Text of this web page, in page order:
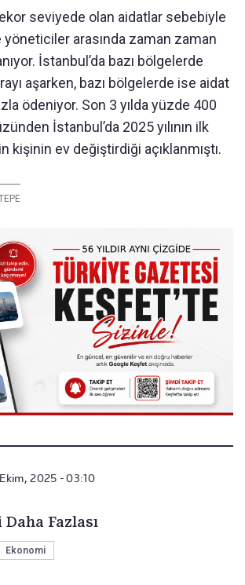
seviyede olan aidatlar sebebiyle
arasında zaman zaman
İstanbul’da bazı bölgelerde
aşarken, bazı bölgelerde ise aidat
ödeniyor. Son 3 yılda yüzde 400
İstanbul’da 2025 yılının ilk
kişinin ev değiştirdiği açıklanmıştı.
2025 - 03:10
Fazlası
Ekonomi